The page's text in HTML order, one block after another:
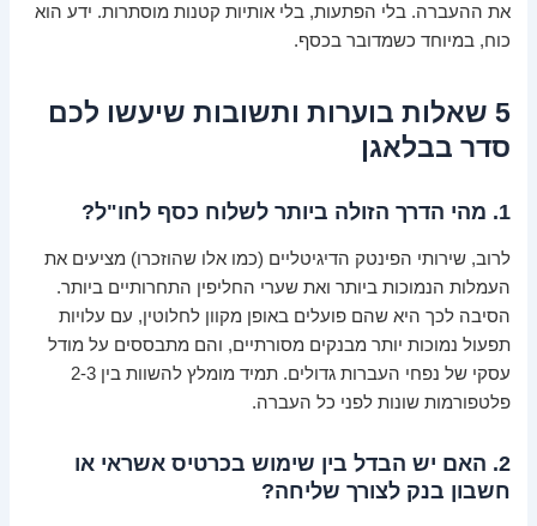
את ההעברה. בלי הפתעות, בלי אותיות קטנות מוסתרות. ידע הוא
כוח, במיוחד כשמדובר בכסף.
5 שאלות בוערות ותשובות שיעשו לכם
סדר בבלאגן
1. מהי הדרך הזולה ביותר לשלוח כסף לחו"ל?
לרוב, שירותי הפינטק הדיגיטליים (כמו אלו שהוזכרו) מציעים את
העמלות הנמוכות ביותר ואת שערי החליפין התחרותיים ביותר.
הסיבה לכך היא שהם פועלים באופן מקוון לחלוטין, עם עלויות
תפעול נמוכות יותר מבנקים מסורתיים, והם מתבססים על מודל
עסקי של נפחי העברות גדולים. תמיד מומלץ להשוות בין 2-3
פלטפורמות שונות לפני כל העברה.
2. האם יש הבדל בין שימוש בכרטיס אשראי או
חשבון בנק לצורך שליחה?